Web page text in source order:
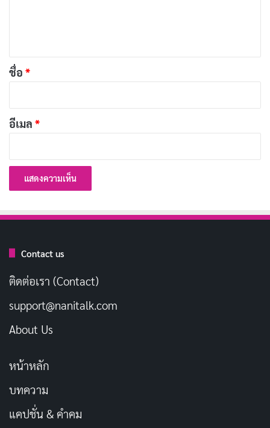
ธันวาคม 15, 2024
ภารกิจในเกมมีความหลากหลาย แต่ส่วนใหญ่จะเกี่ยวข้อง
กับการถ่ายภาพวัตถุโบราณ การสำรวจสุสาน การแก้ปริศนา
และการต่อสู้ ซึ่งทั้งหมดนี้เป็นสไตล์ที่เป็นเอกลักษณ์ของ
อินเดียนา โจนส์ ทำให้เกมมีความน่าสนใจยิ่งขึ้น
กราฟิกและการออกแบบโลกเกม
กราฟิกในเกมนี้ได้รับการออกแบบอย่างสวยงามและ
*
ชื่อ *
อีเมล *
Contact us
ติดต่อเรา (Contact)
support@nanitalk.com
About Us
หน้าหลัก
บทความ
แคปชั่น & คำคม